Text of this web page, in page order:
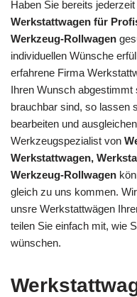
Haben Sie bereits jederzeit
Werkstattwagen für
Werkzeug-Rollwagen
individuellen Wünsche
erfahrene Firma
Ihren Wunsch
brauchbar sind, so lassen
bearbeiten und
Werkzeugspezialist von
Werkstattwagen,
Werkzeug-Rollwagen
gleich zu uns kommen.
unsre Werkstattwägen
teilen Sie einfach mit, wie
wünschen.